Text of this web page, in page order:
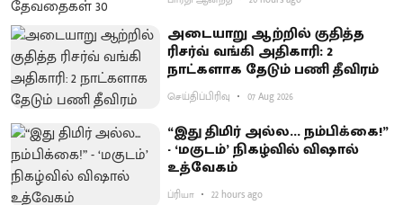
அடையாறு ஆற்றில் குதித்த
ரிசர்வ் வங்கி அதிகாரி: 2
நாட்களாக தேடும் பணி தீவிரம்
செய்திப்பிரிவு 07 Aug 2026
“இது திமிர் அல்ல... நம்பிக்கை!”
- ‘மகுடம்’ நிகழ்வில் விஷால்
உத்வேகம்
ப்ரியா 22 hours ago